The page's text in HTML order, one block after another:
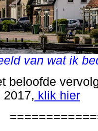
van wat ik
beloofde
2017, klik hier